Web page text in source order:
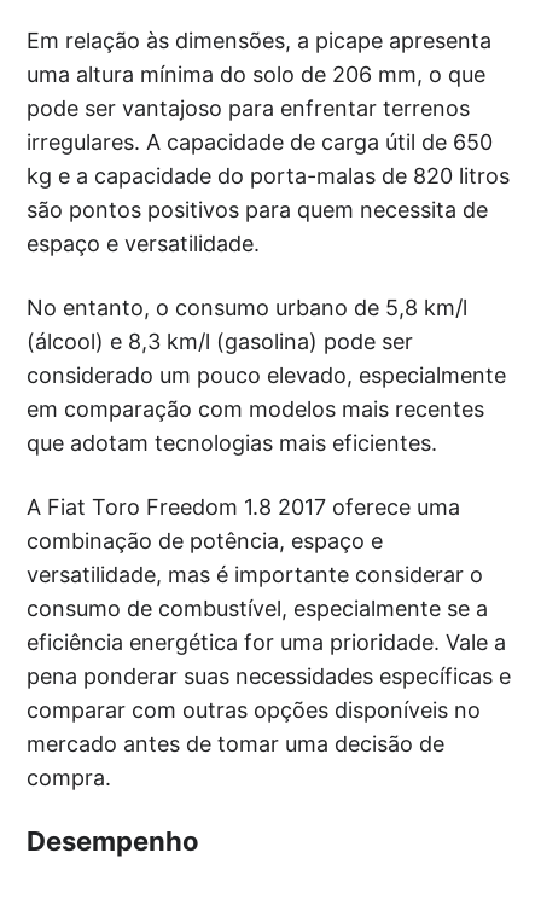
Em relação às dimensões, a picape apresenta
uma altura mínima do solo de 206 mm, o que
pode ser vantajoso para enfrentar terrenos
irregulares. A capacidade de carga útil de 650
kg e a capacidade do porta-malas de 820 litros
são pontos positivos para quem necessita de
espaço e versatilidade.
No entanto, o consumo urbano de 5,8 km/l
(álcool) e 8,3 km/l (gasolina) pode ser
considerado um pouco elevado, especialmente
em comparação com modelos mais recentes
que adotam tecnologias mais eficientes.
A Fiat Toro Freedom 1.8 2017 oferece uma
combinação de potência, espaço e
versatilidade, mas é importante considerar o
consumo de combustível, especialmente se a
eficiência energética for uma prioridade. Vale a
pena ponderar suas necessidades específicas e
comparar com outras opções disponíveis no
mercado antes de tomar uma decisão de
compra.
Desempenho